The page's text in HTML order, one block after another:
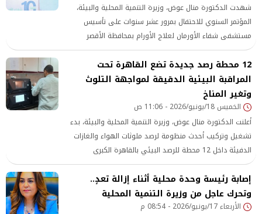
شهدت الدكتورة منال عوض، وزيرة التنمية المحلية والبيئة،
المؤتمر السنوي للاحتفال بمرور عشر سنوات على تأسيس
مستشفى شفاء الأورمان لعلاج الأورام بمحافظة الأقصر
12 محطة رصد جديدة تضع القاهرة تحت
المراقبة البيئية الدقيقة لمواجهة التلوث
وتغير المناخ
الخميس 18/يونيو/2026 - 11:06 ص
أعلنت الدكتورة منال عوض، وزيرة التنمية المحلية والبيئة، بدء
تشغيل وتركيب أحدث منظومة لرصد ملوثات الهواء والغازات
الدفيئة داخل 12 محطة للرصد البيئي بالقاهرة الكبرى
إصابة رئيسة وحدة محلية أثناء إزالة تعدٍ..
وتحرك عاجل من وزيرة التنمية المحلية
الأربعاء 17/يونيو/2026 - 08:54 م